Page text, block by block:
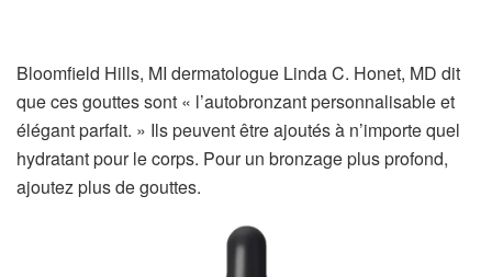
Bloomfield Hills, MI dermatologue Linda C. Honet, MD dit
que ces gouttes sont « l’autobronzant personnalisable et
élégant parfait. » Ils peuvent être ajoutés à n’importe quel
hydratant pour le corps. Pour un bronzage plus profond,
ajoutez plus de gouttes.